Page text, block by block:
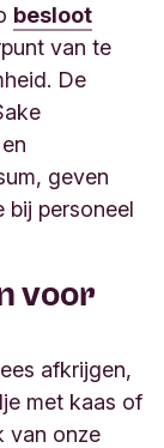
besloot
van te
De
geven
bij personeel
voor
afkrijgen,
met kaas of
van onze